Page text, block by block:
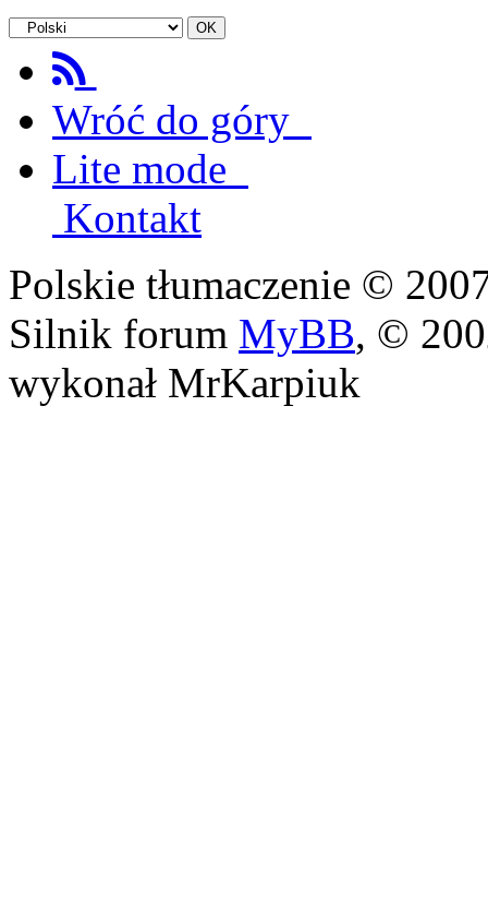
Wróć do góry
Lite mode
Kontakt
Polskie tłumaczenie ©
Silnik forum MyBB, ©
wykonał MrKarpiuk